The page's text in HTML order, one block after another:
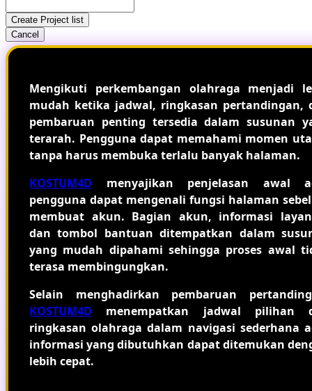
Create Project list
Cancel
Mengikuti perkembangan olahraga menjadi
mudah ketika jadwal, ringkasan pertandingan,
pembaruan penting tersedia dalam susunan
terarah. Pengguna dapat memahami momen
tanpa harus membuka terlalu banyak halaman.
KOSTUM4D menyajikan penjelasan awal
pengguna dapat mengenali fungsi halaman
membuat akun. Bagian akun, informasi
dan tombol bantuan ditempatkan dalam
yang mudah dipahami sehingga proses awal
terasa membingungkan.
Selain menghadirkan pembaruan
KOSTUM4D menempatkan jadwal pilihan
ringkasan olahraga dalam navigasi sederhana
informasi yang dibutuhkan dapat ditemukan
lebih cepat.